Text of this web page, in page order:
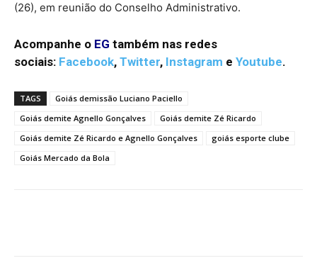
(26), em reunião do Conselho Administrativo.
Acompanhe o EG também nas redes
sociais: Facebook, Twitter, Instagram e Youtube.
TAGS
Goiás demissão Luciano Paciello
Goiás demite Agnello Gonçalves
Goiás demite Zé Ricardo
Goiás demite Zé Ricardo e Agnello Gonçalves
goiás esporte clube
Goiás Mercado da Bola